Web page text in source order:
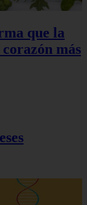
que la
más